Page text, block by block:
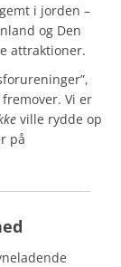
i jorden –
og Den
attraktioner.
Vi er
ville rydde op
på